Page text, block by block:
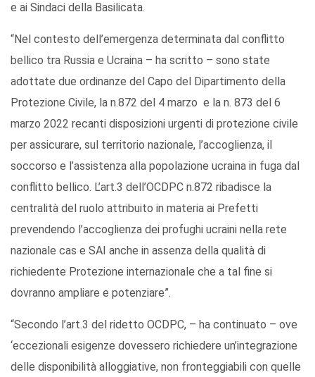
e ai Sindaci della Basilicata.
“Nel contesto dell’emergenza determinata dal conflitto
bellico tra Russia e Ucraina – ha scritto – sono state
adottate due ordinanze del Capo del Dipartimento della
Protezione Civile, la n.872 del 4 marzo e la n. 873 del 6
marzo 2022 recanti disposizioni urgenti di protezione civile
per assicurare, sul territorio nazionale, l’accoglienza, il
soccorso e l’assistenza alla popolazione ucraina in fuga dal
conflitto bellico. L’art.3 dell’OCDPC n.872 ribadisce la
centralità del ruolo attribuito in materia ai Prefetti
prevendendo l’accoglienza dei profughi ucraini nella rete
nazionale cas e SAI anche in assenza della qualità di
richiedente Protezione internazionale che a tal fine si
dovranno ampliare e potenziare”.
“Secondo l’art.3 del ridetto OCDPC, – ha continuato – ove
‘eccezionali esigenze dovessero richiedere un’integrazione
delle disponibilità alloggiative, non fronteggiabili con quelle